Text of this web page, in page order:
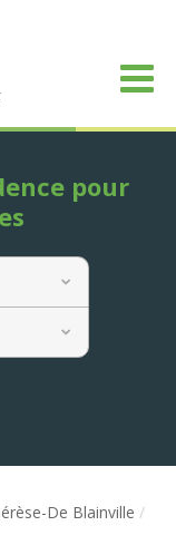
pour
De Blainville /